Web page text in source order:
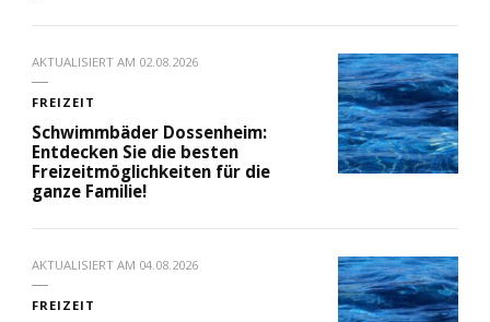
AKTUALISIERT AM 02.08.2026
FREIZEIT
Schwimmbäder Dossenheim:
Entdecken Sie die besten
Freizeitmöglichkeiten für die
ganze Familie!
AKTUALISIERT AM 04.08.2026
FREIZEIT